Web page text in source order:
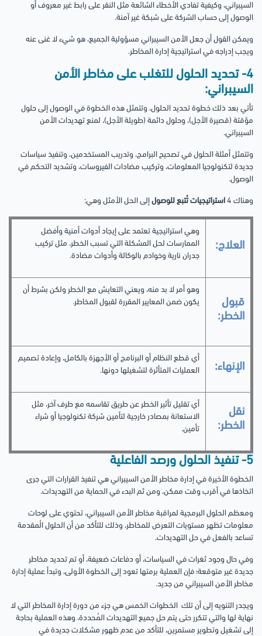
السيبراني، وكيفية تفادي الأخطاء الشائعة مثل النقر على رابط غير معروف أو
الوصول إلى حساب الشركة على شبكة غير آمنة.
ويمكن القول أن جعل الأمن السيبراني مسؤولية الجميع، هو شيء لا غنى عنه
ويجب إدراجه في استراتيجية إدارة المخاطر.
4- تحديد الحلول للتغلب على مخاطر الأمن
السيبراني:
تأتي بعد ذلك خطوة تحديد الحلول، وتتمثل هذه الخطوة في الوصول إلى حلول
مؤقتة (قصيرة الأجل)، وحلول دائمة (طويلة الأجل)، لمنع تهديدات الأمن
السيبراني.
وتتمثل أمثلة الحلول في تصحيح البرامج، وتدريب المستخدمين، وتنفيذ سياسات
جديدة لتكنولوجيا المعلومات، وتركيب مضادات الفيروسات، وتشديد التحكم في
الوصول.
وهناك 4 استراتيجيات تُتبع للوصول إلى الحل الأمثل وهي:
العلاج:
وهي استراتيجية تعتمد على إيجاد أدوات أمنية وأفضل
الممارسات لحل المشكلة التي تسبب الخطر، مثل تركيب
جدران نارية وخوادم بالوكالة وأدوات مضادة.
قبول
الخطر:
وهو أمر لا بد منه، ويعني التعايش مع الخطر ولكن بشرط أن
يكون ضمن المعايير المقررة لقبول المخاطر.
الإنهاء:
أي قطع النظام أو البرنامج أو الأجهزة بالكامل، وإعادة تصميم
العمليات المتأثرة لتشغيلها دونها.
نقل
الخطر:
أي تقليل تأثير الخطر عن طريق تقاسمه مع طرف آخر، مثل
الاستعانة بمصادر خارجية لتأمين شركة تكنولوجيا أو شراء
تأمين.
5- تنفيذ الحلول ورصد الفاعلية
الخطوة الأخيرة في إدارة مخاطر الأمن السيبراني هي تنفيذ القرارات التي جرى
اتخاذها في أقرب وقت ممكن، ومن ثم البدء في الحماية من التهديدات.
ومعظم الحلول البرمجية لمراقبة مخاطر الأمن السيبراني، تحتوي على لوحات
معلومات تظهر مستويات التعرض للمخاطر، وذلك للتأكد من أن الحلول الُمقدمة
تساعد بالفعل في حل التهديدات.
وفي حال وجود ثغرات في السياسات، أو دفاعات ضعيفة، أو تم تحديد مخاطر
جديدة غير متوقعة؛ فإن العملية برمتها تعود إلى الخطوة الأولى، وتبدأ عملية إدارة
مخاطر الأمن السيبراني من جديد.
ويجدر التنويه إلى أن تلك الخطوات الخمس هي جزء من دورة إدارة المخاطر التي لا
نهاية لها والتي تتكرر حتى يتم حل جميع التهديدات المُحددة، وهذه العملية بحاجة
إلى تشغيل وتطوير مستمرين، للتأكد من عدم ظهور مشكلات جديدة في